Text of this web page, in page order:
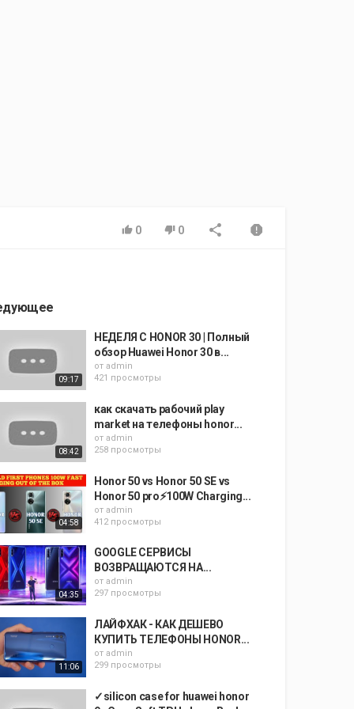
0 0
09:17
НЕДЕЛЯ С HONOR 30 | Полный
обзор Huawei Honor 30 в...
от admin
421 просмотры
08:42
как скачать рабочий play
market на телефоны honor...
от admin
258 просмотры
04:58
Honor 50 vs Honor 50 SE vs
Honor 50 pro⚡100W Charging...
от admin
412 просмотры
04:35
GOOGLE СЕРВИСЫ
ВОЗВРАЩАЮТСЯ НА...
от admin
297 просмотры
11:06
ЛАЙФХАК - КАК ДЕШЕВО
КУПИТЬ ТЕЛЕФОНЫ HONOR...
от admin
299 просмотры
✓silicon case for huawei honor